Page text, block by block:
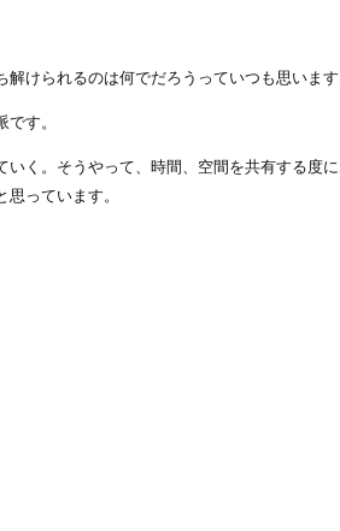
けられるのは何でだろうっていつも思います
す。
く。そうやって、時間、空間を共有する度
っています。